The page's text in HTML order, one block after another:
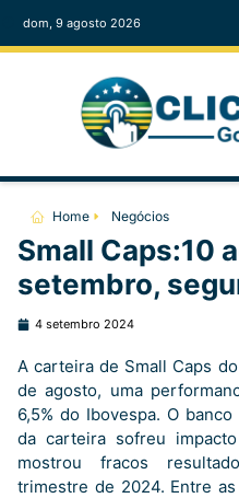
dom, 9 agosto 2026
Home Negócios
Small Caps:10
setembro,
4 setembro 2024
A carteira de Small Caps
de agosto, uma
6,5% do Ibovespa. O
da carteira sofreu
mostrou fracos
trimestre de 2024. Entre as